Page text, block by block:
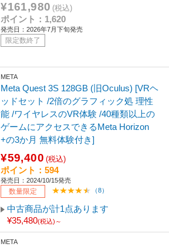
¥161,980 (税込)
ポイント：1,620
発売日：2026年7月下旬発売
限定数終了
META
Meta Quest 3S 128GB (旧Oculus) [VRヘ
ッドセット /2倍のグラフィック処 理性
能 /ワイヤレスのVR体験 /40種類以上の
ゲームにアクセスできるMeta Horizon
+の3か月 無料体験付き]
¥59,400 (税込)
ポイント：594
発売日：2024/10/15発売
数量限定 （8）
中古商品が計1点あります
¥35,480(税込)～
META